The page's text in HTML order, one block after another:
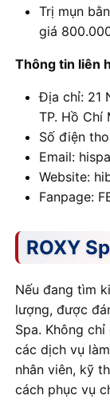
Trị mụn
giá
Thông tin liên
Địa chỉ: 21
TP. Hồ Chí
Số điện
Email:
Website:
Fanpage:
ROXY
Nếu đang tìm
lượng, được
Spa. Không
các dịch vụ
nhân viên, kỹ
cách phục vụ